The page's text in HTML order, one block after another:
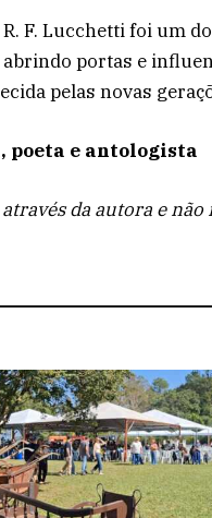
F. Lucchetti foi um
portas e
pelas novas
poeta e antologista
da autora e